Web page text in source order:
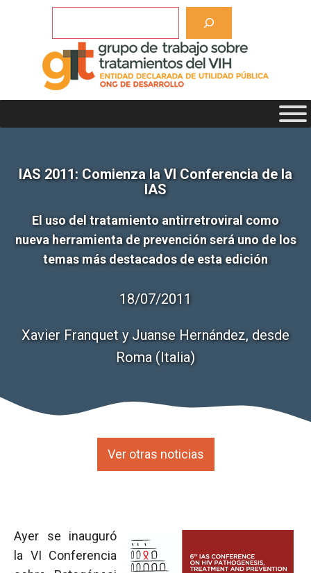
IAS 2011: Comienza la VI Conferencia de la
IAS
El uso del tratamiento antirretroviral como
nueva herramienta de prevención será uno de los
temas más destacados de esta edición
18/07/2011
Xavier Franquet y Juanse Hernández, desde
Roma (Italia)
Ver otras noticias
Ayer se inauguró
la VI Conferencia